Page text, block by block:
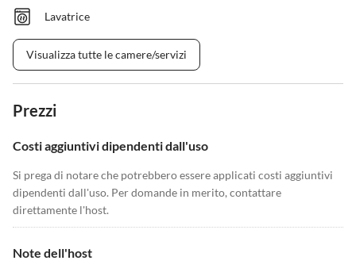
Lavatrice
Visualizza tutte le camere/servizi
Prezzi
Costi aggiuntivi dipendenti dall'uso
Si prega di notare che potrebbero essere applicati costi aggiuntivi
dipendenti dall'uso. Per domande in merito, contattare
direttamente l'host.
Note dell'host